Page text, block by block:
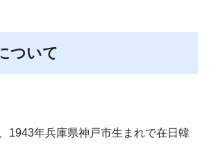
ついて
1943年兵庫県神戸市生まれで在日韓